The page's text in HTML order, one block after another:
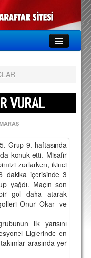
VURAL
Grup 9. haftasında
konuk etti. Misafir
zorlarken, ikinci
dakika içerisinde 3
yağdı. Maçın son
gol daha atarak
golleri Onur Okan ve
ilk yarısını
Liglerinde en
arasında yer